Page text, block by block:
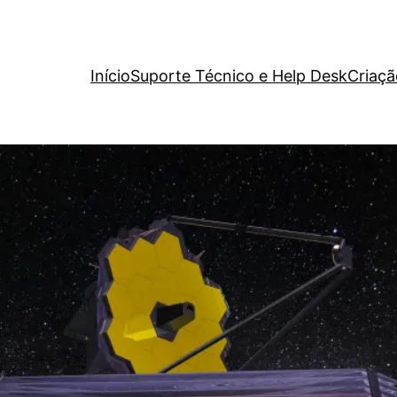
InícioSuporte Técnico e Help Desk